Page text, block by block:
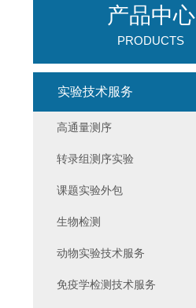
产品中心
PRODUCTS
实验技术服务
高通量测序
转录组测序实验
课题实验外包
生物检测
动物实验技术服务
免疫学检测技术服务